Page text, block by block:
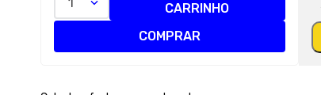
CARRINHO
COMPRAR